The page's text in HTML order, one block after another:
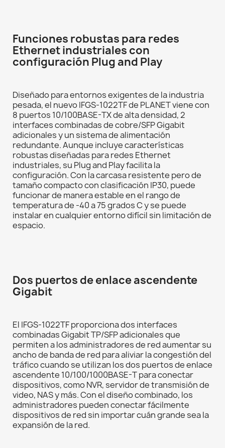
Funciones robustas para redes
Ethernet industriales con
configuración Plug and Play
Diseñado para entornos exigentes de la industria
pesada, el nuevo IFGS-1022TF de PLANET viene con
8 puertos 10/100BASE-TX de alta densidad, 2
interfaces combinadas de cobre/SFP Gigabit
adicionales y un sistema de alimentación
redundante. Aunque incluye características
robustas diseñadas para redes Ethernet
industriales, su Plug and Play facilita la
configuración. Con la carcasa resistente pero de
tamaño compacto con clasificación IP30, puede
funcionar de manera estable en el rango de
temperatura de -40 a 75 grados C y se puede
instalar en cualquier entorno difícil sin limitación de
espacio.
Dos puertos de enlace ascendente
Gigabit
El IFGS-1022TF proporciona dos interfaces
combinadas Gigabit TP/SFP adicionales que
permiten a los administradores de red aumentar su
ancho de banda de red para aliviar la congestión del
tráfico cuando se utilizan los dos puertos de enlace
ascendente 10/100/1000BASE-T para conectar
dispositivos, como NVR, servidor de transmisión de
video, NAS y más. Con el diseño combinado, los
administradores pueden conectar fácilmente
dispositivos de red sin importar cuán grande sea la
expansión de la red.